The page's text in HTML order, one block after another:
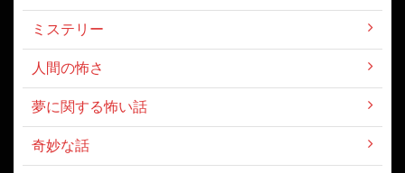
ミステリー
人間の怖さ
夢に関する怖い話
奇妙な話